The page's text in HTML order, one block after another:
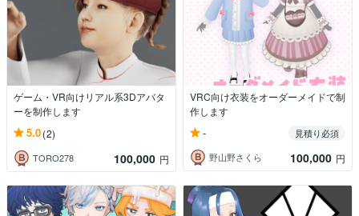
ゲーム・VR向けリアル系3Dアバタ
ーを制作します
5.0(2)
TORO278 100,000 円
VRC向け衣装をオーダーメイドで制
作します
-
見積り必須
野山野さくら
100,000 円